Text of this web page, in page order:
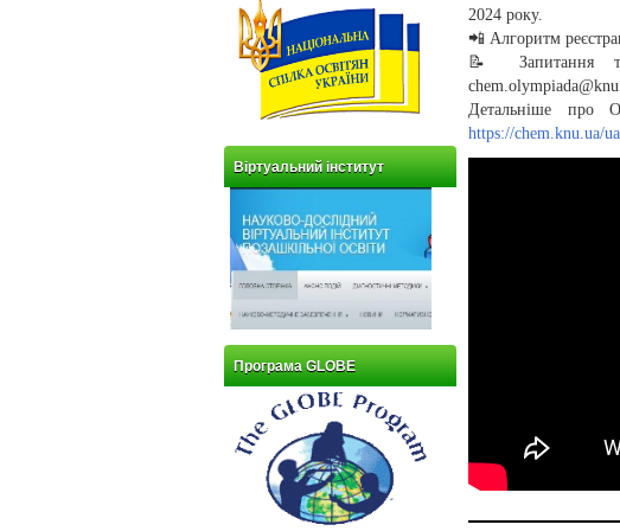
Віртуальний інститут
Програма GLOBE
2024 року.
📲 Алгоритм
📝 Запитання
Детальніше про
https://chem.knu.ua/